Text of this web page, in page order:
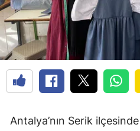
Antalya’nın Serik